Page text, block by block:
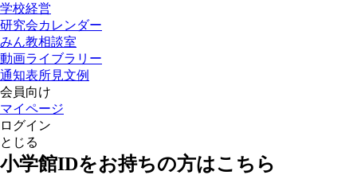
学校経営
研究会カレンダー
みん教相談室
動画ライブラリー
通知表所見文例
会員向け
マイページ
ログイン
とじる
小学館IDをお持ちの方はこちら